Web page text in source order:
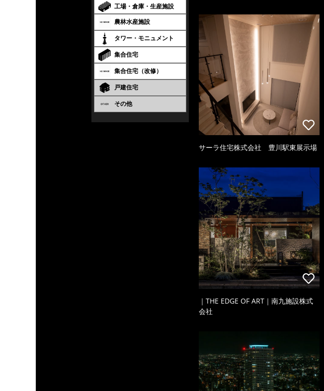
工場・倉庫・生産施設
農林水産施設
タワー・モニュメント
集合住宅
集合住宅（改修）
戸建住宅
その他
サーラ住宅株式会社 豊川駅東展示場
｜THE EDGE OF ART｜南九施設株式
会社